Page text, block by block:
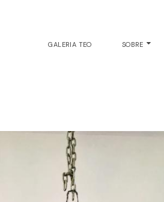
GALERIA TEO SOBRE